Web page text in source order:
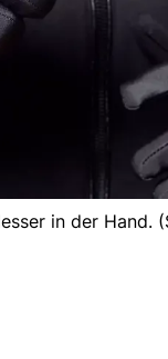
in der Hand.